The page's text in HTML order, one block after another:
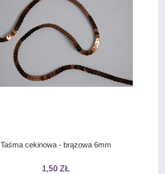
Taśma cekinowa - brązowa 6mm
1,50 ZŁ